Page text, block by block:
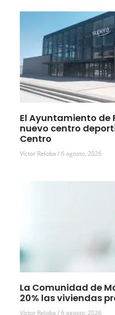
El Ayuntamiento de
nuevo centro
Centro
Víctor Reloba 6 agosto, 2026
La Comunidad de
20% las viviendas
Víctor Reloba 6 agosto, 2026